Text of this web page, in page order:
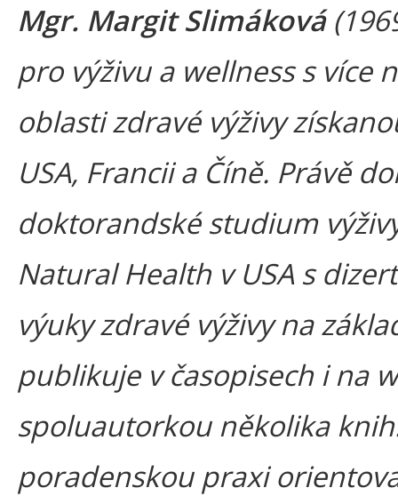
Mgr. Margit Slimáková
pro výživu a wellness s více
oblasti zdravé výživy
USA, Francii a Číně. Právě
doktorandské studium
Natural Health v USA s
výuky zdravé výživy na
publikuje v časopisech i na
spoluautorkou několika
poradenskou praxi